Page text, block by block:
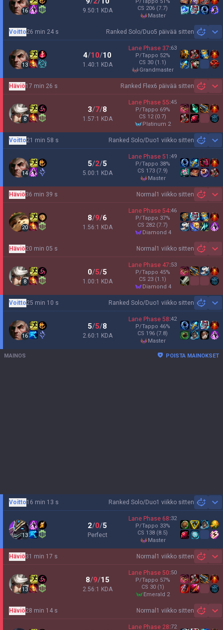
16 9.50:1 KDA
CS 206 (7.7)
master
Ranked Solo/Duo5 päivää sitten
Voitto26 min 24 s
13
4/10/10
1.40:1 KDA
Lane Phase 37:63
P/Tappo 52%
CS 30 (1.1)
grandmaster
Ranked Flex6 päivää sitten
Häviö17 min 26 s
8
3/7/8
1.57:1 KDA
Lane Phase 55:45
P/Tappo 69%
CS 12 (0.7)
platinum 2
Ranked Solo/Duo1 viikko sitten
Voitto21 min 58 s
14
5/2/5
5.00:1 KDA
Lane Phase 51 :49
P/Tappo 38%
CS 173 (7.9)
master
Normal 1 viikko sitten
Häviö36 min 39 s
20
8/9/6
1.56:1 KDA
Lane Phase 54:46
P/Tappo 37%
CS 282 (7.7)
diamond 4
Normal 1 viikko sitten
Häviö20 min 05 s
8
0/5/5
1.00:1 KDA
Lane Phase 47:53
P/Tappo 45%
CS 23 (1.1)
diamond 4
Ranked Solo/Duo1 viikko sitten
Voitto25 min 10 s
16
5/5/8
2.60:1 KDA
Lane Phase 58:42
P/Tappo 46%
CS 196 (7.8)
master
MAINOS POISTA MAINOKSET
Ranked Solo/Duo1 viikko sitten
Voitto16 min 13 s
13
2/0/5
Perfect
Lane Phase 68:32
P/Tappo 33%
CS 138 (8.5)
master
Normal 1 viikko sitten
Häviö31 min 17 s
13
8/9/15
2.56:1 KDA
Lane Phase 50:50
P/Tappo 57%
CS 30 (1)
emerald 2
Normal 1 viikko sitten
Häviö28 min 14 s
Lane Phase 28:72